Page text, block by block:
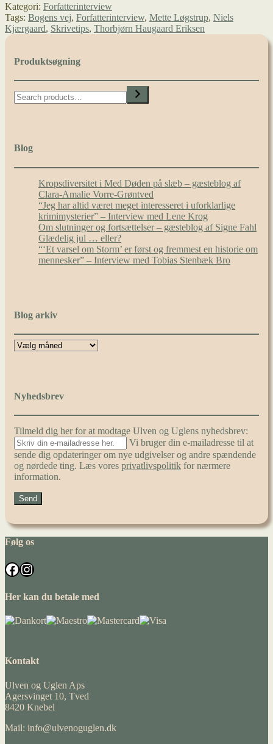
man
tid
til
–
har
spurgt
forfatterne
Kategori: Forfatterinterview
Tags: Bogens vej, Forfatterinterview, Mette Løgstrup, Niels
Kjærgaard, Skrivetips, Thorbjørn Haugaard Eriksen
Produktsøgning
Search
Blog
Kropsdiversitet i Med Døden på slæb – gæsteblog af
Clara-Amalie Vorre-Grøntved
“Jeg har altid været meget interesseret i uforklarlige
krimimysterier” – Interview med Lene Krog
Om slutninger og fortsættelser – gæsteblog af Signe Fahl
Glædelig jul … eller?
“‘Et varsel om Storm’ er først og fremmest en historie om
mennesker” – Interview med Tobias Stenbæk Bro
Blog arkiv
Nyhedsbrev
Tilmeld dig her for at modtage Ulven og Uglens nyhedsbrev:
Vi bruger din e-mailadresse til at
sende dig opdateringer om nye udgivelser og andre spændende
og nørdede ting. Læs vores privatlivspolitik for nærmere
information.
Følg os
Facebook
Instagram
Her kan du betale med
Kontakt
Ulven og Uglen Aps
Agersvinget 10, Tved
8420 Knebel
Mail: info@ulvenoguglen.dk